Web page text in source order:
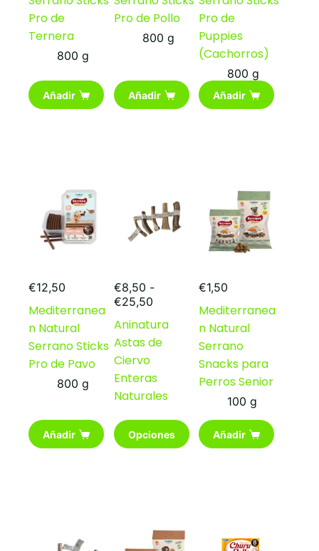
Pro de
Ternera
800 g
Añadir
Pro de Pollo
800 g
Añadir
Pro de
Puppies
(Cachorros)
800 g
Añadir
€12,50
Mediterranea
n Natural
Serrano Sticks
Pro de Pavo
800 g
Añadir
€8,50 -
€25,50Rango
precios:
desde
hasta
€25,50
Aninatura
Astas de
Ciervo
Enteras
Naturales
Opciones
Este
producto
pueden
€1,50
Mediterranea
n Natural
Serrano
Snacks para
Perros Senior
100 g
Añadir